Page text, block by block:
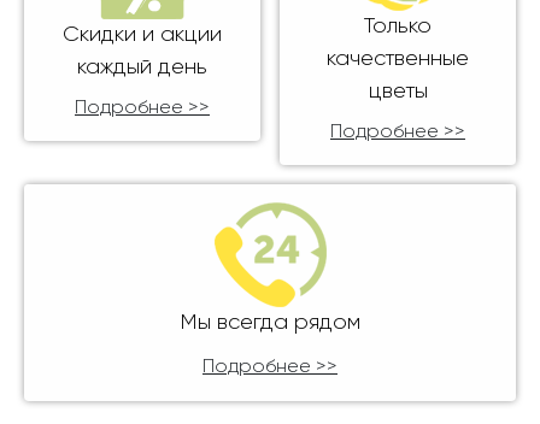
Скидки и акции
каждый день
Подробнее >>
Только
качественные
цветы
Подробнее >>
Мы всегда рядом
Подробнее >>